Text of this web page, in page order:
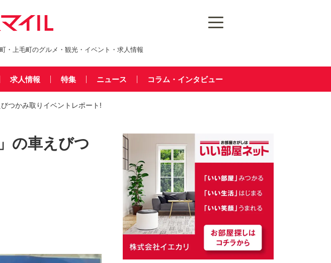
・上毛町のグルメ・観光・イベント・求人情報
求人情報 特集 ニュース コラム・インタビュー
つかみ取りイベントレポート!
の車えびつ